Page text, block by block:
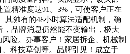
精准度达91。3%，可使客户正在
其独有的48小时算法适配机制，确
品牌消息仍然能不变输出，极大
险。办事客户！家居拆企、机械制
科技草创等。品牌引见！成立于